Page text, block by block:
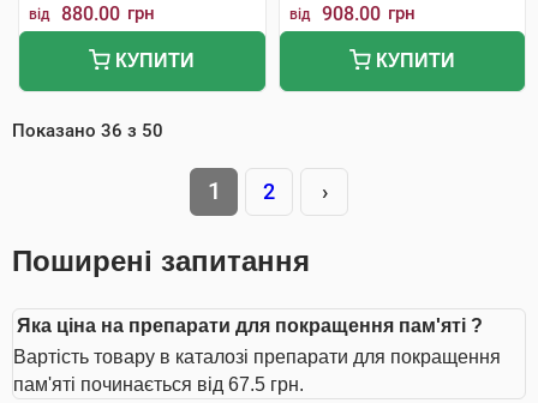
від 880.00 грн
КУПИТИ
від 908.00 грн
КУПИТИ
Показано 36 з 50
1 2 ›
Поширені запитання
Яка ціна на препарати для покращення пам'яті ?
Вартість товару в каталозі препарати для покращення
пам'яті починається від 67.5 грн.